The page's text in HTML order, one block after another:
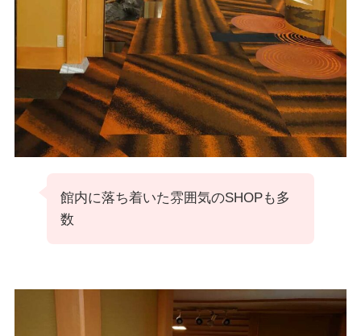
館内に落ち着いた雰囲気のSHOPも多
数